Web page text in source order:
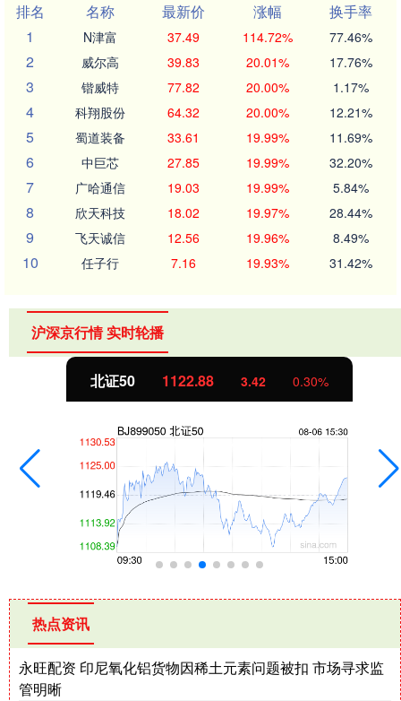
排名
名称 最新价 涨幅
换手率
1
N津富 37.49 114.72% 77.46%
2 威尔高 39.83 20.01% 17.76%
3 锴威特 77.82 20.00% 1.17%
4 科翔股份 64.32 20.00% 12.21%
5 蜀道装备 33.61 19.99% 11.69%
6 中巨芯 27.85 19.99% 32.20%
7 广哈通信 19.03 19.99% 5.84%
8 欣天科技 18.02 19.97% 28.44%
9 飞天诚信 12.56 19.96% 8.49%
10 任子行 7.16 19.93% 31.42%
沪深京行情 实时轮播
北证50 1122.88 3.42 0.30%
热点资讯
永旺配资 印尼氧化铝货物因稀土元素问题被扣 市场寻求监
管明晰